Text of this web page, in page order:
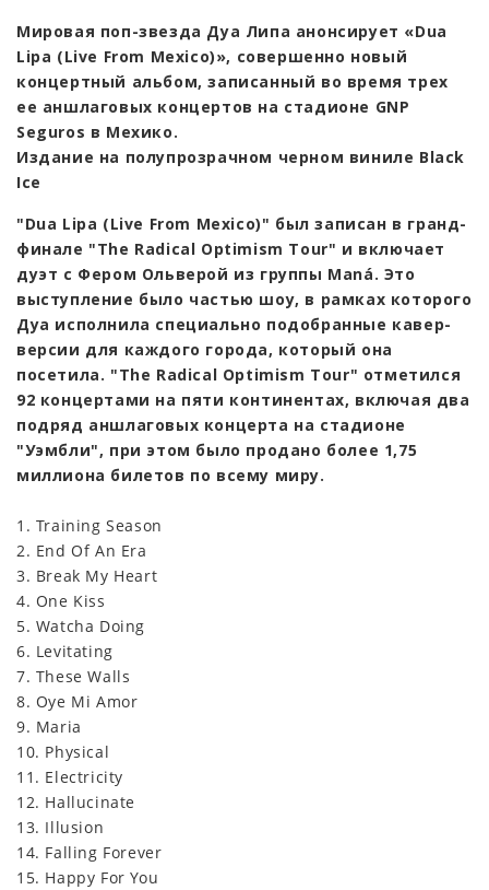
Мировая поп-звезда Дуа Липа анонсирует «Dua
Lipa (Live From Mexico)», совершенно новый
концертный альбом, записанный во время трех
ее аншлаговых концертов на стадионе GNP
Seguros в Мехико.
Издание на полупрозрачном черном виниле Black
Ice
"Dua Lipa (Live From Mexico)" был записан в гранд-
финале "The Radical Optimism Tour" и включает
дуэт с Фером Ольверой из группы Maná. Это
выступление было частью шоу, в рамках которого
Дуа исполнила специально подобранные кавер-
версии для каждого города, который она
посетила. "The Radical Optimism Tour" отметился
92 концертами на пяти континентах, включая два
подряд аншлаговых концерта на стадионе
"Уэмбли", при этом было продано более 1,75
миллиона билетов по всему миру.
1. Training Season
2. End Of An Era
3. Break My Heart
4. One Kiss
5. Watcha Doing
6. Levitating
7. These Walls
8. Oye Mi Amor
9. Maria
10. Physical
11. Electricity
12. Hallucinate
13. Illusion
14. Falling Forever
15. Happy For You